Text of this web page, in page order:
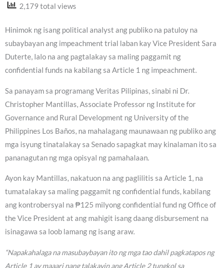
2,179 total views
Hinimok ng isang political analyst ang publiko na patuloy na
subaybayan ang impeachment trial laban kay Vice President Sara
Duterte, lalo na ang pagtalakay sa maling paggamit ng
confidential funds na kabilang sa Article 1 ng impeachment.
Sa panayam sa programang Veritas Pilipinas, sinabi ni Dr.
Christopher Mantillas, Associate Professor ng Institute for
Governance and Rural Development ng University of the
Philippines Los Baños, na mahalagang maunawaan ng publiko ang
mga isyung tinatalakay sa Senado sapagkat may kinalaman ito sa
pananagutan ng mga opisyal ng pamahalaan.
Ayon kay Mantillas, nakatuon na ang paglilitis sa Article 1, na
tumatalakay sa maling paggamit ng confidential funds, kabilang
ang kontrobersyal na ₱125 milyong confidential fund ng Office of
the Vice President at ang mahigit isang daang disbursement na
isinagawa sa loob lamang ng isang araw.
“Napakahalaga na masubaybayan ito ng mga tao dahil pagkatapos ng
Article 1 ay maaari nang talakayin ang Article 2 tungkol sa